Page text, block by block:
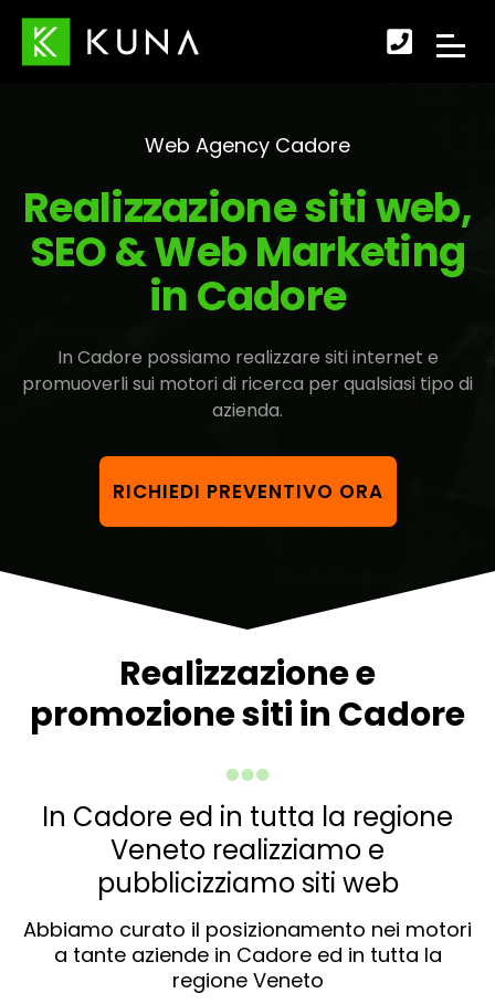
per
APRI
DI
Web Agency Cadore
Realizzazione siti web,
SEO & Web Marketing
in Cadore
In Cadore possiamo realizzare siti internet e
promuoverli sui motori di ricerca per qualsiasi tipo di
azienda.
RICHIEDI PREVENTIVO ORA
Realizzazione e
promozione siti in Cadore
In Cadore ed in tutta la regione
Veneto realizziamo e
pubblicizziamo siti web
Abbiamo curato il posizionamento nei motori
a tante aziende in Cadore ed in tutta la
regione Veneto